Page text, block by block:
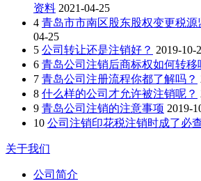
资料 2021-04-25
4 青岛市市南区股东股权变更税源
04-25
5 公司转让还是注销好？ 2019-10-
6 青岛公司注销后商标权如何转移
7 青岛公司注册流程你都了解吗？
8 什么样的公司才允许被注销呢？
9 青岛公司注销的注意事项 2019-
10 公司注销印花税注销时成了必
关于我们
公司简介